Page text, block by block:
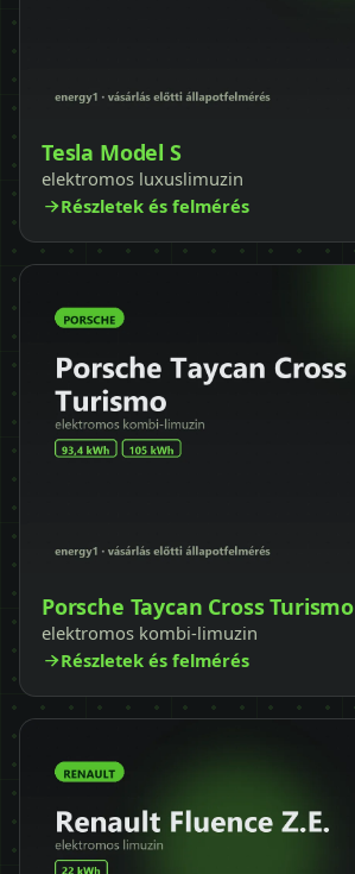
Tesla Model S
elektromos luxuslimuzin
Részletek és felmérés
Porsche Taycan Cross Turismo
elektromos kombi-limuzin
Részletek és felmérés